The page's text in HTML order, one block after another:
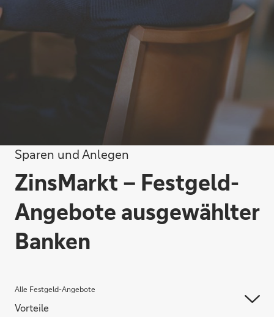
Sparen und Anlegen
ZinsMarkt – Festgeld-
Angebote ausgewählter
Banken
Alle Festgeld-Angebote
Vorteile